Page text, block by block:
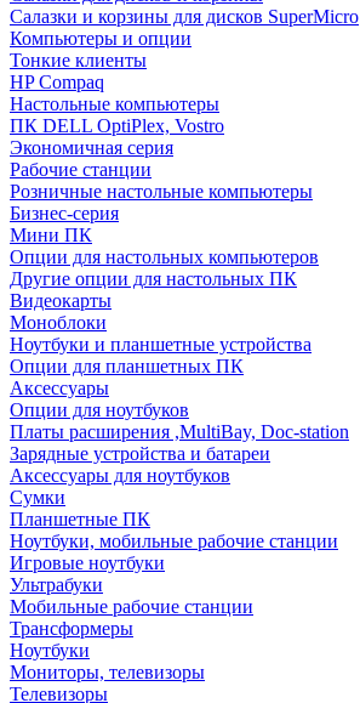
Салазки и корзины для дисков SuperMicro
Компьютеры и опции
Тонкие клиенты
HP Compaq
Настольные компьютеры
ПК DELL OptiPlex, Vostro
Экономичная серия
Рабочие станции
Розничные настольные компьютеры
Бизнес-серия
Мини ПК
Опции для настольных компьютеров
Другие опции для настольных ПК
Видеокарты
Моноблоки
Ноутбуки и планшетные устройства
Опции для планшетных ПК
Аксессуары
Опции для ноутбуков
Платы расширения ,MultiBay, Doc-station
Зарядные устройства и батареи
Аксессуары для ноутбуков
Сумки
Планшетные ПК
Ноутбуки, мобильные рабочие станции
Игровые ноутбуки
Ультрабуки
Мобильные рабочие станции
Трансформеры
Ноутбуки
Мониторы, телевизоры
Телевизоры